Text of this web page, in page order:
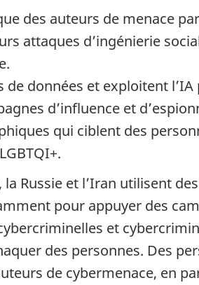
des auteurs de menace
attaques d’ingénierie
données et exploitent
d’influence et
qui ciblent des
Russie et l’Iran utilisent
pour appuyer des
et
des personnes. Des
de cybermenace, en